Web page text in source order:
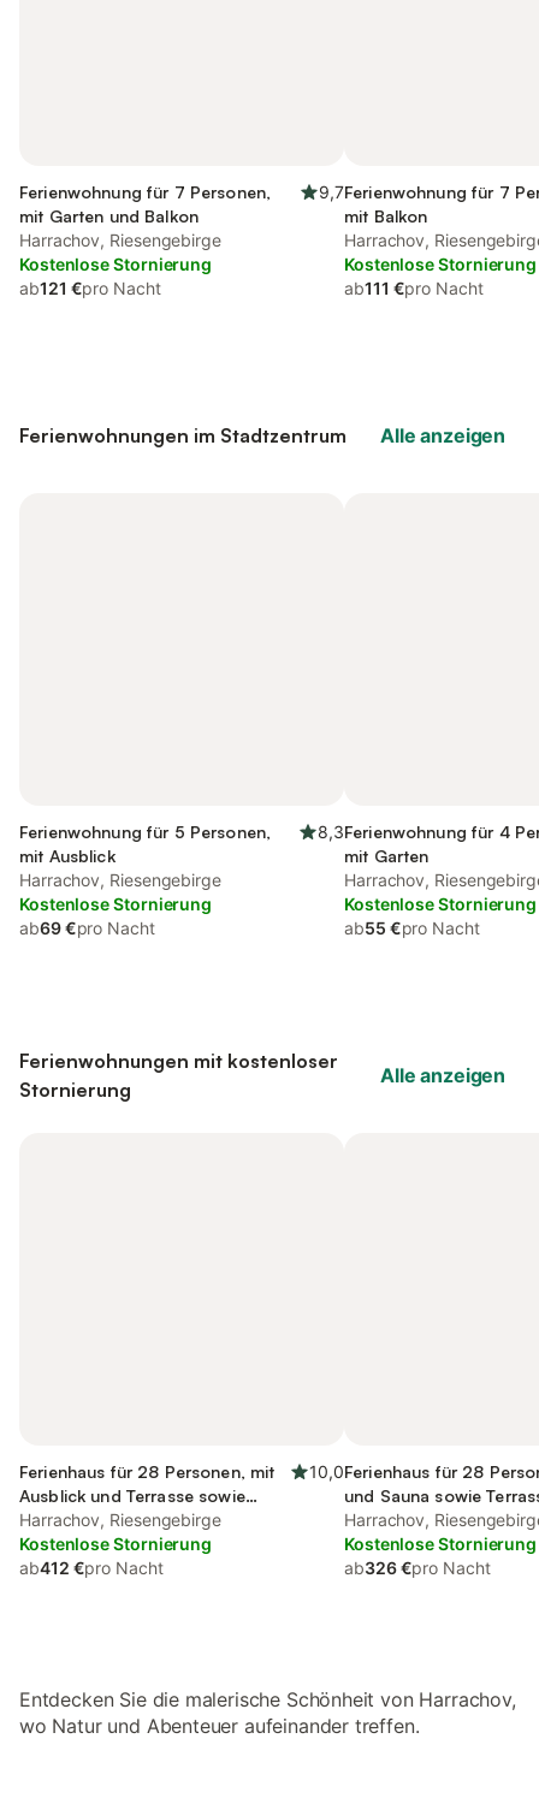
Ferienwohnung für 7 Personen,
mit Garten und Balkon
9,7
Harrachov, Riesengebirge
Kostenlose Stornierung
ab121 €pro Nacht
Ferienwohnung für 7
mit Balkon
Harrachov,
Kostenlose Stornierung
ab111 €pro Nacht
Ferienwohnungen im Stadtzentrum Alle anzeigen
Ferienwohnung für 5 Personen,
mit Ausblick
8,3
Harrachov, Riesengebirge
Kostenlose Stornierung
ab69 €pro Nacht
Ferienwohnung für 4
mit Garten
Harrachov,
Kostenlose Stornierung
ab55 €pro Nacht
Ferienwohnungen mit kostenloser
Stornierung
Alle anzeigen
Ferienhaus für 28 Personen, mit
Ausblick und Terrasse sowie
Garten
10,0
Harrachov, Riesengebirge
Kostenlose Stornierung
ab412 €pro Nacht
Ferienhaus für 28
und Sauna sowie
Harrachov,
Kostenlose Stornierung
ab326 €pro Nacht
Entdecken Sie die malerische Schönheit von Harrachov,
wo Natur und Abenteuer aufeinander treffen.